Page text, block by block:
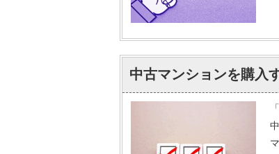
中古マンションを購入